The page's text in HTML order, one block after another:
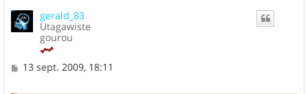
gerald_83
Utagawiste
gourou
M13 sept. 2009, 18:11